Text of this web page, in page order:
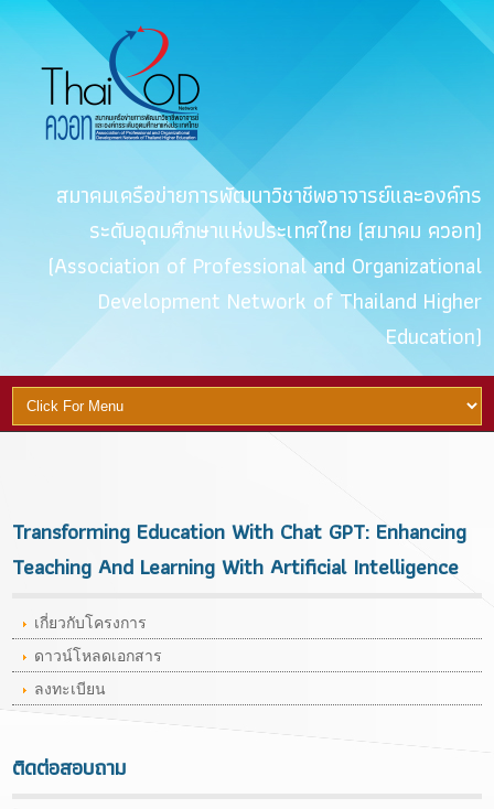
สมาคมเครือข่ายการพัฒนาวิชาชีพอาจารย์และองค์กร
ระดับอุดมศึกษาแห่งประเทศไทย (สมาคม ควอท)
(Association of Professional and Organizational
Development Network of Thailand Higher
Education)
Transforming Education With Chat GPT: Enhancing
Teaching And Learning With Artificial Intelligence
เกี่ยวกับโครงการ
ดาวน์โหลดเอกสาร
ลงทะเบียน
ติดต่อสอบถาม